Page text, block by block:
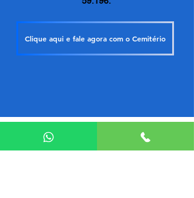
Clique aqui e fale agora com o Cemitério